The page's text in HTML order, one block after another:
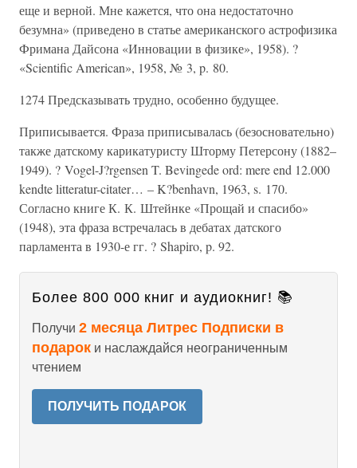
еще и верной. Мне кажется, что она недостаточно
безумна» (приведено в статье американского астрофизика
Фримана Дайсона «Инновации в физике», 1958). ?
«Scientific American», 1958, № 3, p. 80.
1274 Предсказывать трудно, особенно будущее.
Приписывается. Фраза приписывалась (безосновательно)
также датскому карикатуристу Шторму Петерсону (1882–
1949). ? Vogel-J?rgensen T. Bevingede ord: mere end 12.000
kendte litteratur-citater… – K?benhavn, 1963, s. 170.
Согласно книге К. К. Штейнке «Прощай и спасибо»
(1948), эта фраза встречалась в дебатах датского
парламента в 1930-е гг. ? Shapiro, p. 92.
Более 800 000 книг и аудиокниг! 📚
Получи 2 месяца Литрес Подписки в
подарок и наслаждайся неограниченным
чтением
ПОЛУЧИТЬ ПОДАРОК